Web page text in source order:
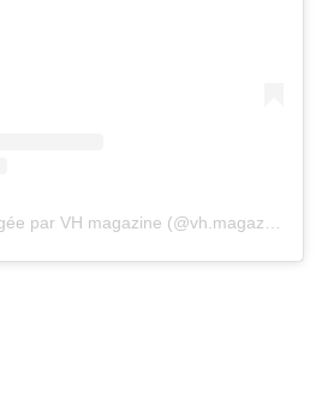
Une publication partagée par VH magazine (@vh.magazine)